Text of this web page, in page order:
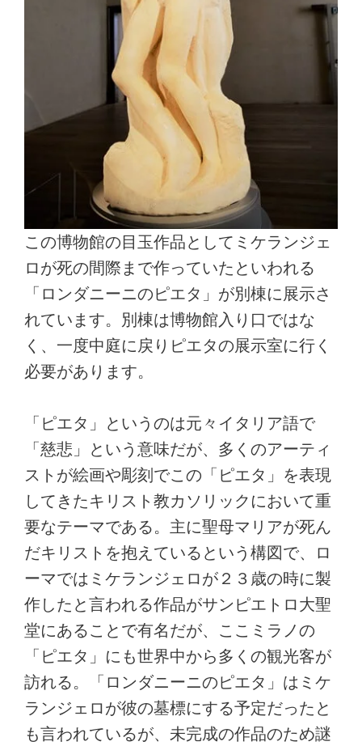
この博物館の目玉作品としてミケランジェ
ロが死の間際まで作っていたといわれる
「ロンダニーニのピエタ」が別棟に展示さ
れています。別棟は博物館入り口ではな
く、一度中庭に戻りピエタの展示室に行く
必要があります。
「ピエタ」というのは元々イタリア語で
「慈悲」という意味だが、多くのアーティ
ストが絵画や彫刻でこの「ピエタ」を表現
してきたキリスト教カソリックにおいて重
要なテーマである。主に聖母マリアが死ん
だキリストを抱えているという構図で、ロ
ーマではミケランジェロが２３歳の時に製
作したと言われる作品がサンピエトロ大聖
堂にあることで有名だが、ここミラノの
「ピエタ」にも世界中から多くの観光客が
訪れる。「ロンダニーニのピエタ」はミケ
ランジェロが彼の墓標にする予定だったと
も言われているが、未完成の作品のため謎